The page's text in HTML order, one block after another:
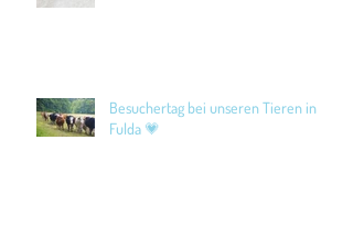
Besuchertag bei unseren Tieren in
Fulda 💗